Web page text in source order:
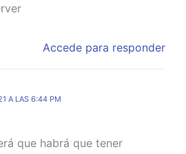
Accede para responder
A LAS 6:44 PM
que habrá que tener